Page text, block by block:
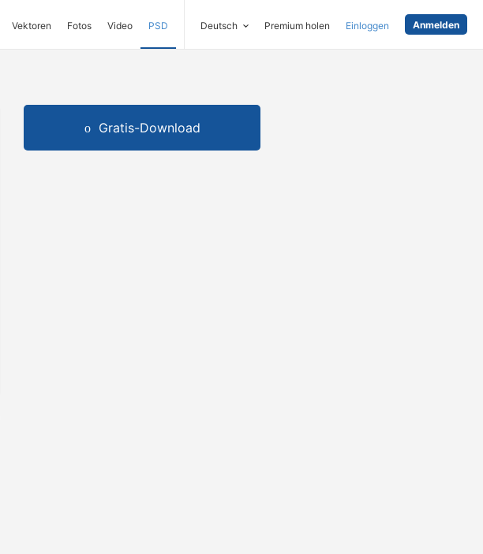
Vektoren Fotos Video PSD Deutsch Premium holen Einloggen Anmelden
Gratis-Download